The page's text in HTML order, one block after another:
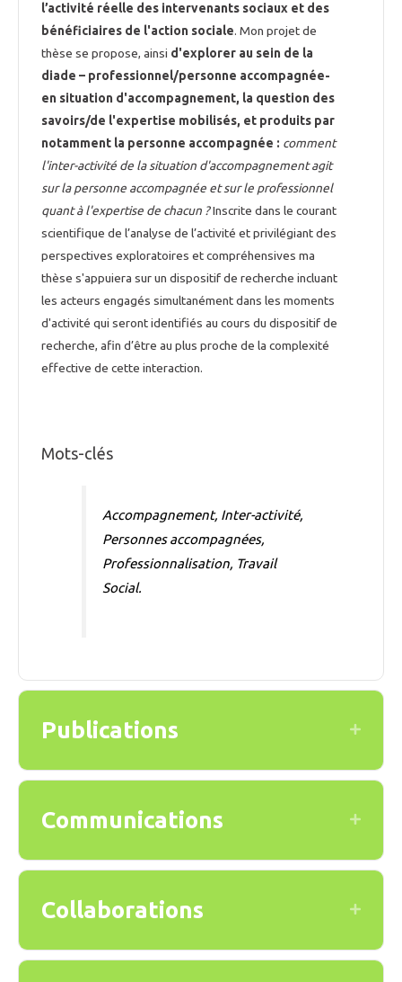
l’activité réelle des intervenants sociaux et des
bénéficiaires de l'action sociale. Mon projet de
thèse se propose, ainsi d'explorer au sein de la
diade – professionnel/personne accompagnée-
en situation d'accompagnement, la question des
savoirs/de l'expertise mobilisés, et produits par
notamment la personne accompagnée : comment
l'inter-activité de la situation d'accompagnement agit
sur la personne accompagnée et sur le professionnel
quant à l'expertise de chacun ?Inscrite dans le courant
scientifique de l’analyse de l’activité et privilégiant des
perspectives exploratoires et compréhensives ma
thèse s'appuiera sur un dispositif de recherche incluant
les acteurs engagés simultanément dans les moments
d'activité qui seront identifiés au cours du dispositif de
recherche, afin d’être au plus proche de la complexité
effective de cette interaction.
Mots-clés
Accompagnement, Inter-activité,
Personnes accompagnées,
Professionnalisation, Travail
Social.
Publications Expand
Communications Expand
Collaborations Expand